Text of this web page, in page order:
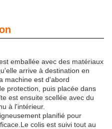
emballée avec des matériaux
arrive à destination en
machine est d'abord
protection, puis placée dans
est ensuite scellée avec du
à l'intérieur.
planifié pour
colis est suivi tout au